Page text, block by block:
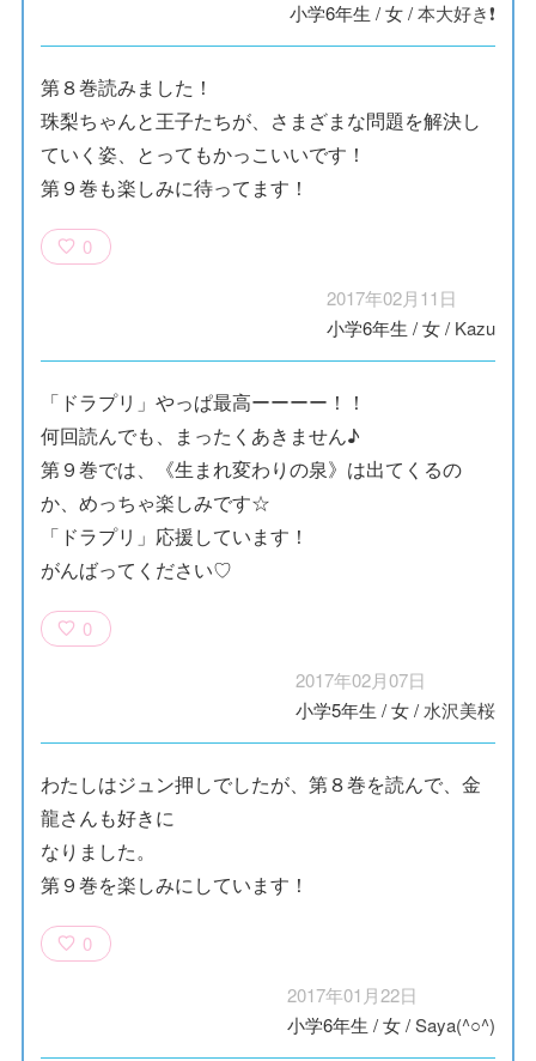
小学6年生 /女/本大好き❗
第８巻読みました！
珠梨ちゃんと王子たちが、さまざまな問題を解決し
ていく姿、とってもかっこいいです！
第９巻も楽しみに待ってます！
0
2017年02月11日
小学6年生 /女/ Kazu
「ドラプリ」やっぱ最高ーーーー！！
何回読んでも、まったくあきません♪
第９巻では、《生まれ変わりの泉》は出てくるの
か、めっちゃ楽しみです☆
「ドラプリ」応援しています！
がんばってください♡
0
2017年02月07日
小学5年生 /女/ 水沢美桜
わたしはジュン押しでしたが、第８巻を読んで、金
龍さんも好きに
なりました。
第９巻を楽しみにしています！
0
2017年01月22日
小学6年生 /女/Saya(^○^)